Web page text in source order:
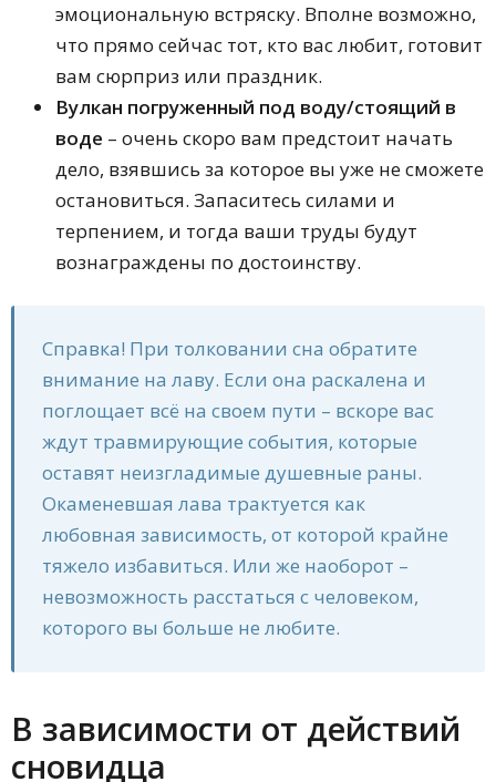
эмоциональную встряску. Вполне возможно,
что прямо сейчас тот, кто вас любит, готовит
вам сюрприз или праздник.
Вулкан погруженный под воду/стоящий в
воде – очень скоро вам предстоит начать
дело, взявшись за которое вы уже не сможете
остановиться. Запаситесь силами и
терпением, и тогда ваши труды будут
вознаграждены по достоинству.
Справка! При толковании сна обратите
внимание на лаву. Если она раскалена и
поглощает всё на своем пути – вскоре вас
ждут травмирующие события, которые
оставят неизгладимые душевные раны.
Окаменевшая лава трактуется как
любовная зависимость, от которой крайне
тяжело избавиться. Или же наоборот –
невозможность расстаться с человеком,
которого вы больше не любите.
В зависимости от действий
сновидца